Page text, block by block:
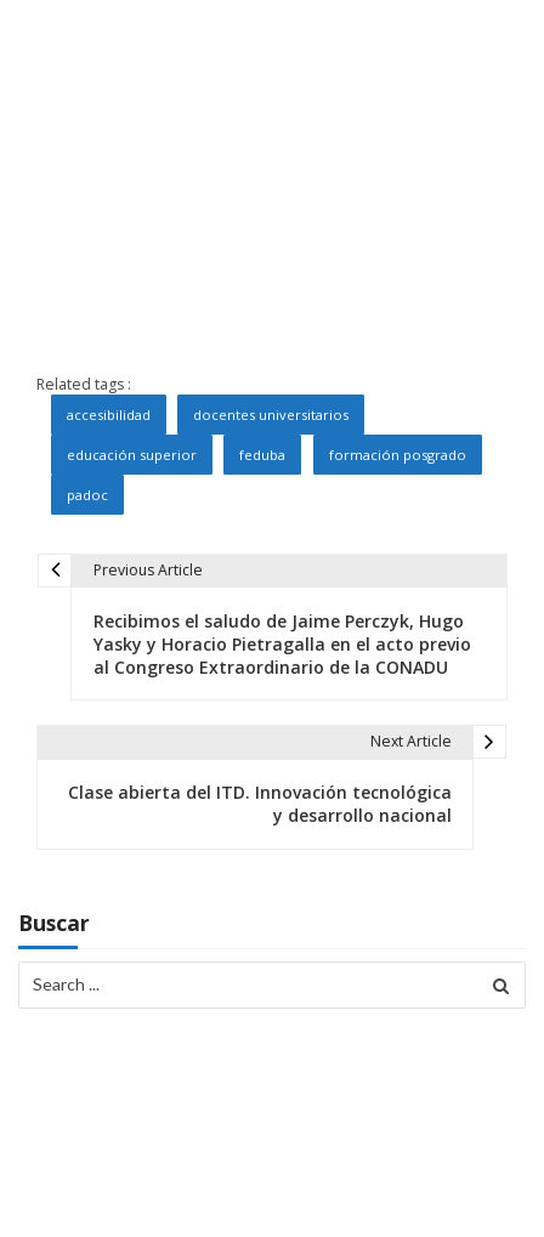
Related tags :
accesibilidad docentes universitarios
educación superior feduba formación posgrado
padoc
ó
n
Previous Article
Recibimos el saludo de Jaime Perczyk, Hugo
Yasky y Horacio Pietragalla en el acto previo
al Congreso Extraordinario de la CONADU
Next Article
Clase abierta del ITD. Innovación tecnológica
y desarrollo nacional
Buscar
for: